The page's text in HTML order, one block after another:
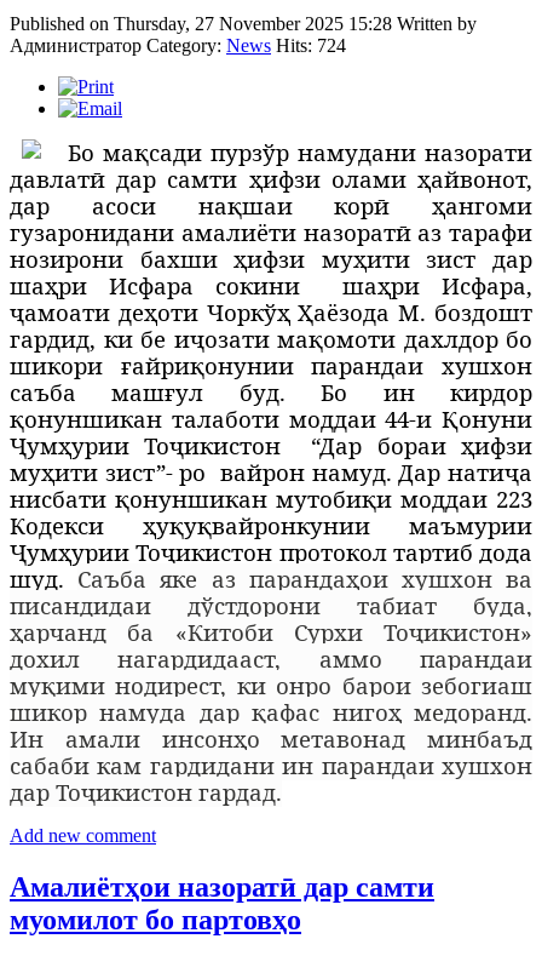
Published on Thursday, 27 November 2025 15:28 Written by
Администратор Category: News Hits: 724
Бо мақсади пурзўр намудани назорати
давлатӣ дар самти ҳифзи олами ҳайвонот,
дар асоси нақшаи корӣ ҳангоми
гузаронидани амалиёти назоратӣ аз тарафи
нозирони бахши ҳифзи муҳити зист дар
шаҳри Исфара сокини
шаҳри Исфара,
ҷамоати деҳоти Чоркўҳ Ҳаёзода М. боздошт
гардид, ки бе иҷозати мақомоти дахлдор бо
шикори ғайриқонунии парандаи хушхон
саъба машғул буд. Бо ин кирдор
қонуншикан талаботи моддаи 44-и Қонуни
Ҷумҳурии Тоҷикистон
“Дар бораи ҳифзи
муҳити зист”- ро вайрон намуд. Дар натиҷа
нисбати қонуншикан мутобиқи моддаи 223
Кодекси ҳуқуқвайронкунии маъмурии
Ҷумҳурии Тоҷикистон протокол тартиб дода
шуд. Саъба яке аз парандаҳои хушхон ва
писандидаи дўстдорони табиат буда,
ҳарчанд ба «Китоби Сурхи Тоҷикистон»
дохил нагардидааст, аммо парандаи
муқими нодирест, ки онро барои зебогиаш
шикор намуда дар қафас нигоҳ медоранд.
Ин амали инсонҳо метавонад минбаъд
сабаби кам гардидани ин парандаи хушхон
дар Тоҷикистон гардад.
Add new comment
Амалиётҳои назоратӣ дар самти
муомилот бо партовҳо